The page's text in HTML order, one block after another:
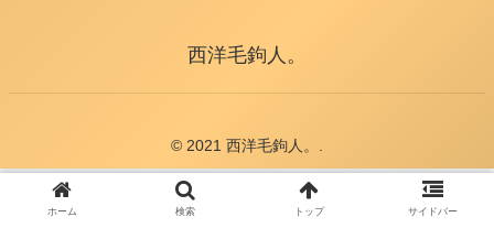
西洋毛鉤人。
© 2021 西洋毛鉤人。.
ホーム 検索 トップ サイドバー